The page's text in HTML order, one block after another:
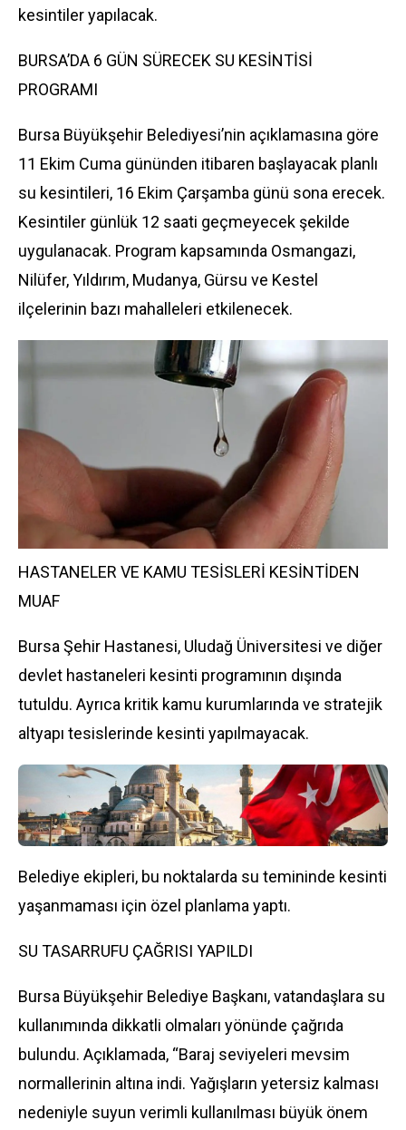
kesintiler yapılacak.
BURSA’DA 6 GÜN SÜRECEK SU KESİNTİSİ
PROGRAMI
Bursa Büyükşehir Belediyesi’nin açıklamasına göre
11 Ekim Cuma gününden itibaren başlayacak planlı
su kesintileri, 16 Ekim Çarşamba günü sona erecek.
Kesintiler günlük 12 saati geçmeyecek şekilde
uygulanacak. Program kapsamında Osmangazi,
Nilüfer, Yıldırım, Mudanya, Gürsu ve Kestel
ilçelerinin bazı mahalleleri etkilenecek.
HASTANELER VE KAMU TESİSLERİ KESİNTİDEN
MUAF
Bursa Şehir Hastanesi, Uludağ Üniversitesi ve diğer
devlet hastaneleri kesinti programının dışında
tutuldu. Ayrıca kritik kamu kurumlarında ve stratejik
altyapı tesislerinde kesinti yapılmayacak.
Belediye ekipleri, bu noktalarda su temininde kesinti
yaşanmaması için özel planlama yaptı.
SU TASARRUFU ÇAĞRISI YAPILDI
Bursa Büyükşehir Belediye Başkanı, vatandaşlara su
kullanımında dikkatli olmaları yönünde çağrıda
bulundu. Açıklamada, “Baraj seviyeleri mevsim
normallerinin altına indi. Yağışların yetersiz kalması
nedeniyle suyun verimli kullanılması büyük önem